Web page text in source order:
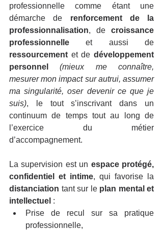
professionnelle comme étant une
démarche de renforcement de la
professionnalisation, de croissance
professionnelle
ressourcement et de développement
personnel (mieux me connaître,
mesurer mon impact sur autrui, assumer
ma singularité, oser devenir ce que je
suis), le tout s’inscrivant dans un
continuum de temps tout au long de
l’exercice du métier
d’accompagnement.
La supervision est un espace protégé,
confidentiel et intime
distanciation tant sur le plan mental et
intellectuel :
Prise de recul sur sa pratique
professionnelle,